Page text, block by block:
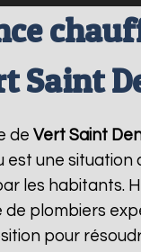
Saint
de Vert Saint
est une situation
les habitants.
de plombiers
pour